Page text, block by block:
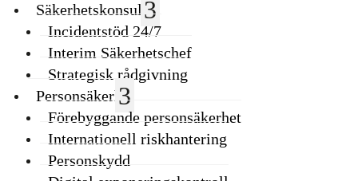
Säkerhetskonsulter
Incidentstöd 24/7
Interim Säkerhetschef
Strategisk rådgivning
Personsäkerhet
Förebyggande personsäkerhet
Internationell riskhantering
Personskydd